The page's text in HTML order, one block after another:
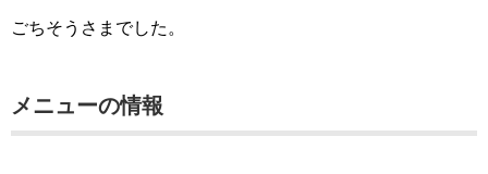
ごちそうさまでした。
メニューの情報